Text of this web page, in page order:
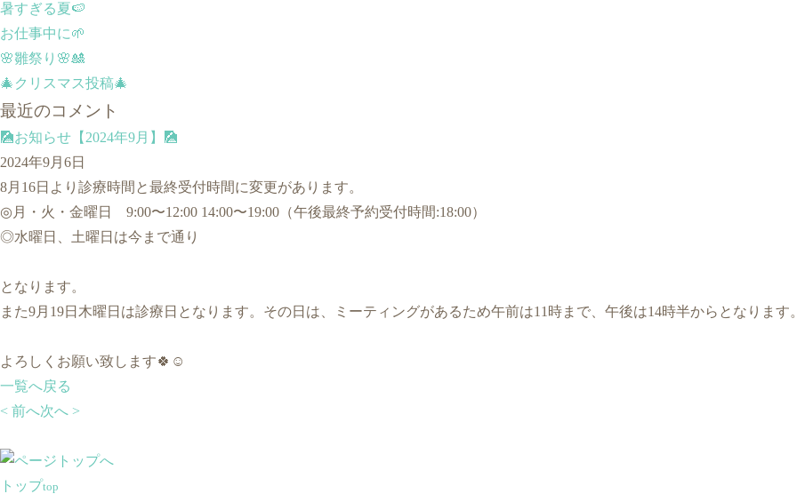
暑すぎる夏🍉
お仕事中に🌱
🌸雛祭り🌸🎎
🎄クリスマス投稿🎄
最近のコメント
🎑お知らせ【2024年9月】🎑
2024年9月6日
8月16日より診療時間と最終受付時間に変更があります。
◎月・火・金曜日 9:00〜12:00 14:00〜19:00（午後最終予約受付時間:18:00）
◎水曜日、土曜日は今まで通り
となります。
また9月19日木曜日は診療日となります。その日は、ミーティングがあるため午前は11時まで、午後は14時半からとなります。
よろしくお願い致します🍀☺️
一覧へ戻る
< 前へ次へ >
トップtop